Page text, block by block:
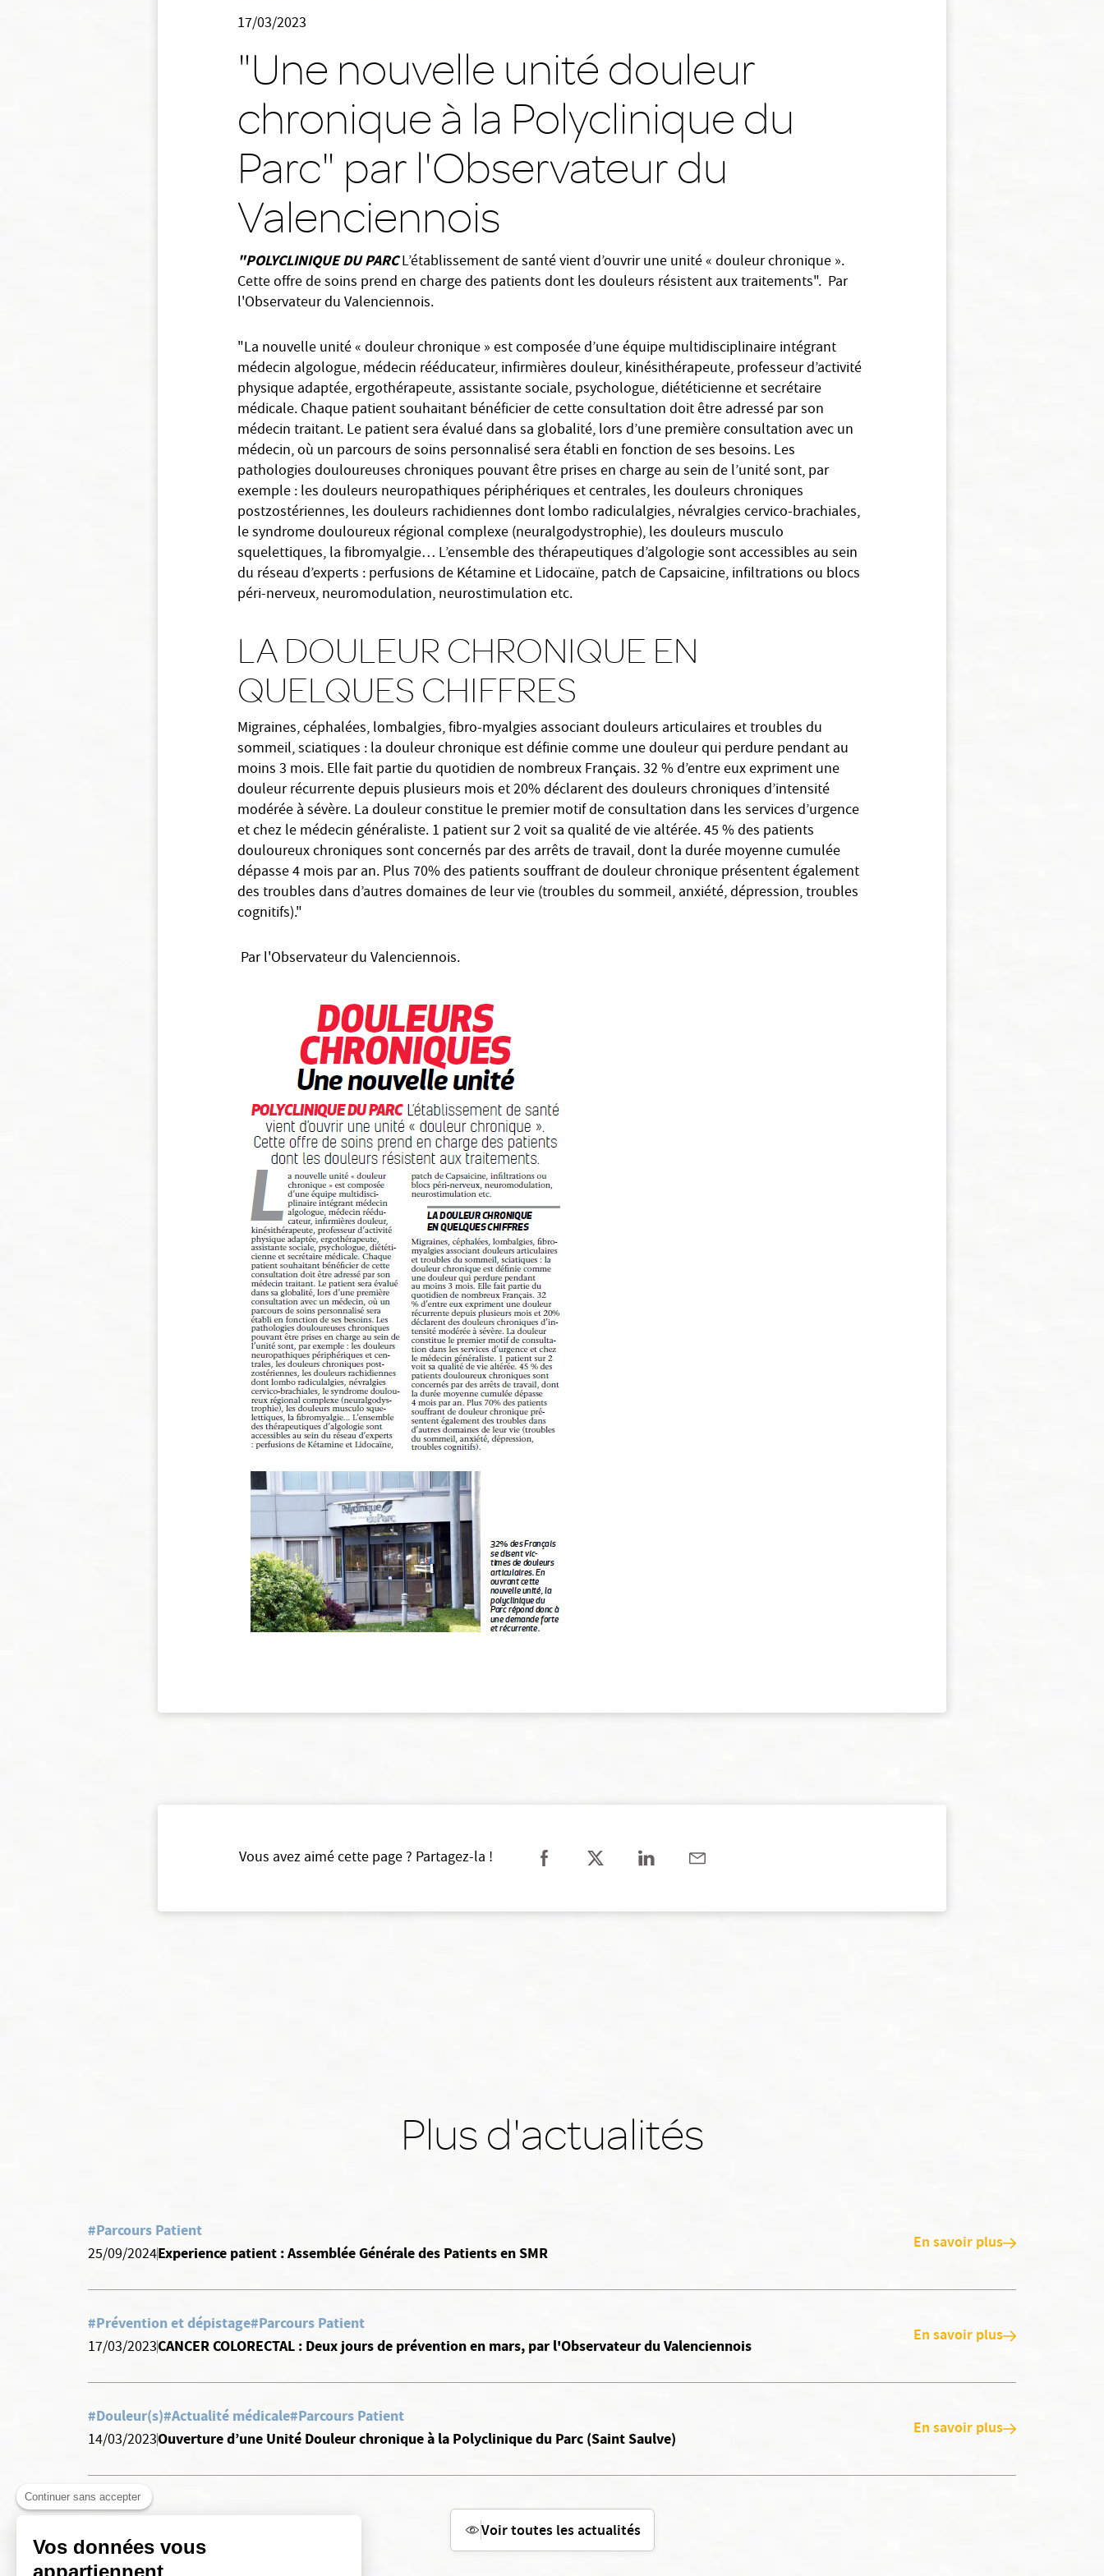
Continuer sans accepter
Vos données vous
appartiennent
17/03/2023
"Une nouvelle unité douleur
chronique à la Polyclinique du
Parc" par l'Observateur du
Valenciennois
"POLYCLINIQUE DU PARCL’établissement de santé vient d’ouvrir une unité « douleur chronique ».
Cette offre de soins prend en charge des patients dont les douleurs résistent aux traitements". Par
l'Observateur du Valenciennois.
"La nouvelle unité « douleur chronique » est composée d’une équipe multidisciplinaire intégrant
médecin algologue, médecin rééducateur, infirmières douleur, kinésithérapeute, professeur d’activité
physique adaptée, ergothérapeute, assistante sociale, psychologue, diététicienne et secrétaire
médicale. Chaque patient souhaitant bénéficier de cette consultation doit être adressé par son
médecin traitant. Le patient sera évalué dans sa globalité, lors d’une première consultation avec un
médecin, où un parcours de soins personnalisé sera établi en fonction de ses besoins. Les
pathologies douloureuses chroniques pouvant être prises en charge au sein de l’unité sont, par
exemple : les douleurs neuropathiques périphériques et centrales, les douleurs chroniques
postzostériennes, les douleurs rachidiennes dont lombo radiculalgies, névralgies cervico-brachiales,
le syndrome douloureux régional complexe (neuralgodystrophie), les douleurs musculo
squelettiques, la fibromyalgie… L’ensemble des thérapeutiques d’algologie sont accessibles au sein
du réseau d’experts : perfusions de Kétamine et Lidocaïne, patch de Capsaicine, infiltrations ou blocs
péri-nerveux, neuromodulation, neurostimulation etc.
LA DOULEUR CHRONIQUE EN
QUELQUES CHIFFRES
Migraines, céphalées, lombalgies, fibro-myalgies associant douleurs articulaires et troubles du
sommeil, sciatiques : la douleur chronique est définie comme une douleur qui perdure pendant au
moins 3 mois. Elle fait partie du quotidien de nombreux Français. 32 % d’entre eux expriment une
douleur récurrente depuis plusieurs mois et 20% déclarent des douleurs chroniques d’intensité
modérée à sévère. La douleur constitue le premier motif de consultation dans les services d’urgence
et chez le médecin généraliste. 1 patient sur 2 voit sa qualité de vie altérée. 45 % des patients
douloureux chroniques sont concernés par des arrêts de travail, dont la durée moyenne cumulée
dépasse 4 mois par an. Plus 70% des patients souffrant de douleur chronique présentent également
des troubles dans d’autres domaines de leur vie (troubles du sommeil, anxiété, dépression, troubles
cognitifs)."
Par l'Observateur du Valenciennois.
Vous avez aimé cette page ? Partagez-la !
Plus d'actualités
#Parcours Patient
25/09/2024Experience patient : Assemblée Générale des Patients en SMR En savoir plus
#Prévention et dépistage#Parcours Patient
17/03/2023CANCER COLORECTAL : Deux jours de prévention en mars, par l'Observateur du Valenciennois En savoir plus
#Douleur(s)#Actualité médicale#Parcours Patient
14/03/2023Ouverture d’une Unité Douleur chronique à la Polyclinique du Parc (Saint Saulve) En savoir plus
Voir toutes les actualités